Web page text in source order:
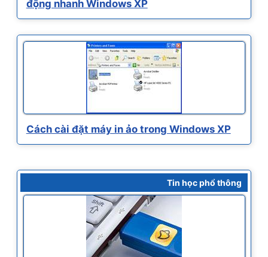
động nhanh Windows XP
Cách cài đặt máy in ảo trong Windows XP
Tin học phổ thông